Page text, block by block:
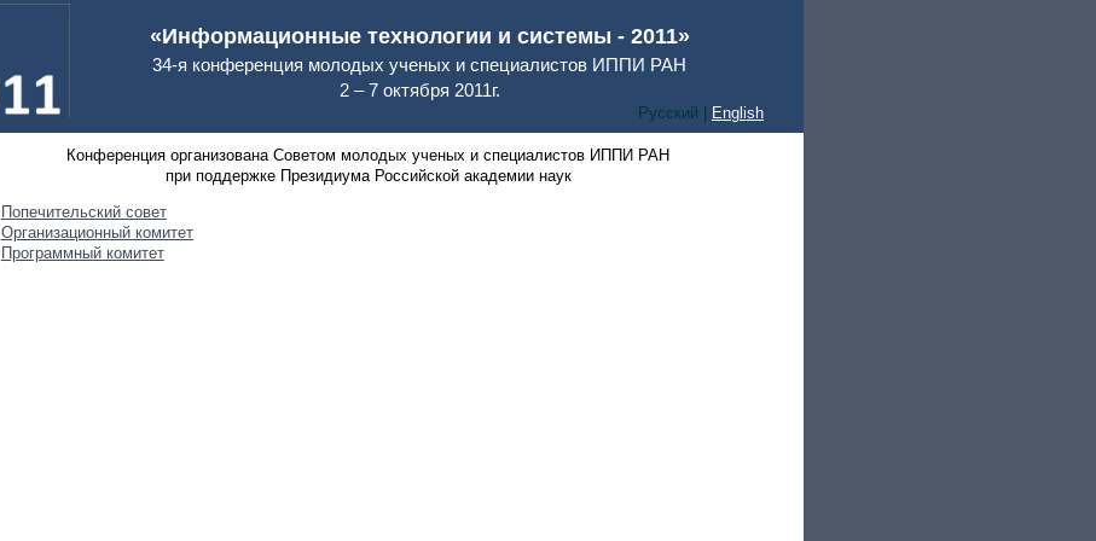
«Информационные технологии и системы - 2011»
34-я конференция молодых ученых и специалистов ИППИ РАН
2 – 7 октября 2011г.
Русский | English
Конференция организована Советом молодых ученых и специалистов ИППИ РАН
при поддержке Президиума Российской академии наук
Попечительский совет
Организационный комитет
Программный комитет